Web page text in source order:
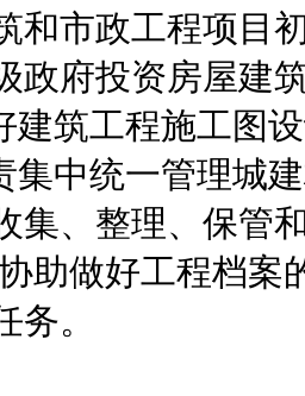
和市政工程项目
政府投资房屋建
建筑工程施工图
集中统一管理城
集、整理、保管
助做好工程档案
务。